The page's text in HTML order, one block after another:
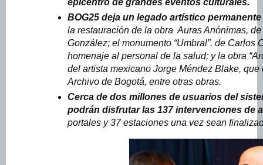
BOG25 deja un legado artístico
la restauración de la obra Auras Anónimas,
González; el monumento “Umbral”, de Carlos
homenaje al personal de la salud; y la obra
del artista mexicano Jorge Méndez Blake,
Archivo de Bogotá, entre otras obras.
Cerca de dos millones de usuarios del
podrán disfrutar las 137 intervenciones de
portales y 37 estaciones una vez sean